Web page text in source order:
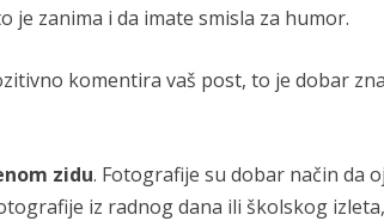
je zanima i da imate smisla za humor.
komentira vaš post, to je dobar
zidu. Fotografije su dobar način da
iz radnog dana ili školskog